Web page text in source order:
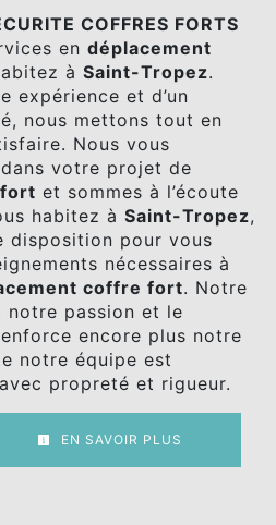
COFFRES FORTS
en déplacement
à Saint-Tropez.
expérience et d’un
nous mettons tout en
Nous vous
votre projet de
et sommes à l’écoute
habitez à Saint-Tropez,
disposition pour vous
nécessaires à
coffre fort. Notre
passion et le
encore plus notre
notre équipe est
propreté et rigueur.
EN SAVOIR PLUS